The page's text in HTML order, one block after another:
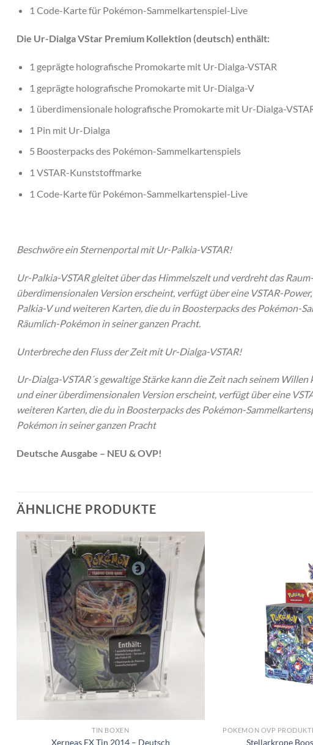
1 Code-Karte für Pokémon-Sammelkartenspiel-Live
Die Ur-Dialga VStar Premium Kollektion (deutsch) enthält:
1 geprägte holografische Promokarte mit Ur-Dialga-VSTAR
1 geprägte holografische Promokarte mit Ur-Dialga-V
1 überdimensionale holografische Promokarte mit Ur-Dialga-
1 Pin mit Ur-Dialga
5 Boosterpacks des Pokémon-Sammelkartenspiels
1 VSTAR-Kunststoffmarke
1 Code-Karte für Pokémon-Sammelkartenspiel-Live
Beschwöre ein Sternenportal mit Ur-Palkia-VSTAR!
Ur-Palkia-VSTAR gleitet über das Himmelszelt und verdreht das
überdimensionalen Version erscheint, verfügt über eine VSTAR-
Palkia-V und weiteren Karten, die du in Boosterpacks des Pokémon-
Räumlich-Pokémon in seiner ganzen Pracht.
Unterbreche den Fluss der Zeit mit Ur-Dialga-VSTAR!
Ur-Dialga-VSTAR´s gewaltige Stärke kann die Zeit nach seinem
und einer überdimensionalen Version erscheint, verfügt über eine
weiteren Karten, die du in Boosterpacks des Pokémon-
Pokémon in seiner ganzen Pracht
Deutsche Ausgabe – NEU & OVP!
ÄHNLICHE PRODUKTE
TIN BOXEN
Xerneas EX Tin 2014 – Deutsch Stellarkrone